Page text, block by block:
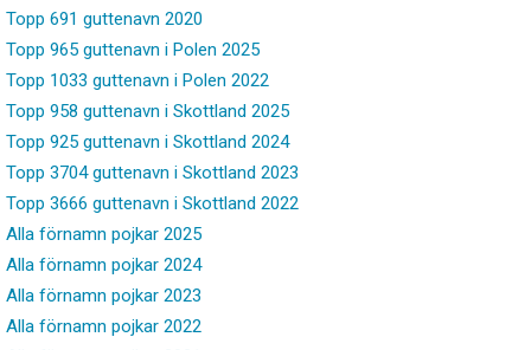
Topp 691 guttenavn 2020
Topp 965 guttenavn i Polen 2025
Topp 1033 guttenavn i Polen 2022
Topp 958 guttenavn i Skottland 2025
Topp 925 guttenavn i Skottland 2024
Topp 3704 guttenavn i Skottland 2023
Topp 3666 guttenavn i Skottland 2022
Alla förnamn pojkar 2025
Alla förnamn pojkar 2024
Alla förnamn pojkar 2023
Alla förnamn pojkar 2022